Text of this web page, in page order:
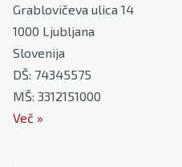
Grablovičeva ulica 14
1000 Ljubljana
Slovenija
DŠ: 74345575
MŠ: 3312151000
Več »